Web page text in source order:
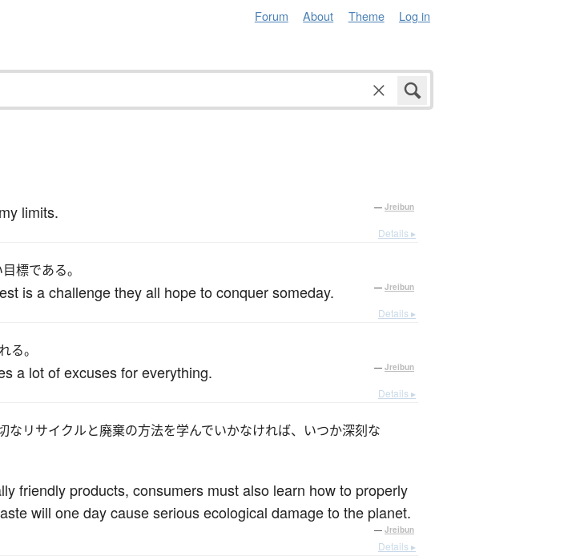
Forum About Theme Log in
limits. — Jreibun
Details ▸
標である。
is a challenge they all hope to conquer someday. — Jreibun
Details ▸
る。
a lot of excuses for everything. — Jreibun
Details ▸
なリサイクルと廃棄の方法を学んでいかなければ、いつか深刻な
friendly products, consumers must also learn how to properly
will one day cause serious ecological damage to the planet.
— Jreibun
Details ▸